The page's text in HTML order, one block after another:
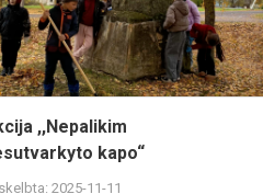
,,Nepalikim
kapo“
2025-11-11